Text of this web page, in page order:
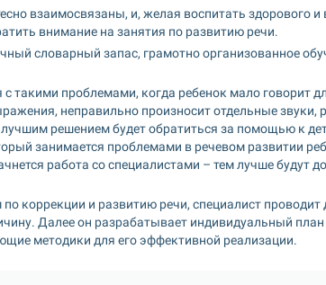
взаимосвязаны, и, желая воспитать здорового и
внимание на занятия по развитию речи.
словарный запас, грамотно организованное
такими проблемами, когда ребенок мало говорит
неправильно произносит отдельные
решением будет обратиться за помощью к
занимается проблемами в речевом развитии
работа со специалистами – тем лучше будут
коррекции и развитию речи, специалист проводит
Далее он разрабатывает индивидуальный план
методики для его эффективной реализации.